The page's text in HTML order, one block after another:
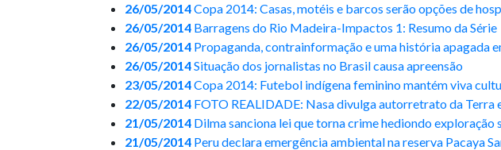
26/05/2014Copa 2014: Casas, motéis e barcos serão opções de
26/05/2014 Barragens do Rio Madeira-Impactos 1: Resumo da Série
26/05/2014 Propaganda, contrainformação e uma história apagada
26/05/2014Situação dos jornalistas no Brasil causa apreensão
23/05/2014Copa 2014: Futebol indígena feminino mantém viva
22/05/2014 FOTO REALIDADE: Nasa divulga autorretrato da Terra
21/05/2014 Dilma sanciona lei que torna crime hediondo exploração
21/05/2014 Peru declara emergência ambiental na reserva Pacaya